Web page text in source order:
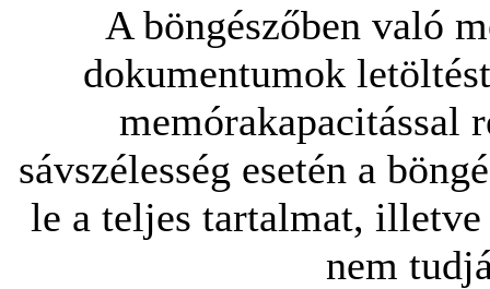
A böngészőben való
dokumentumok
memórakapacitással
sávszélesség esetén a
le a teljes tartalmat,
nem